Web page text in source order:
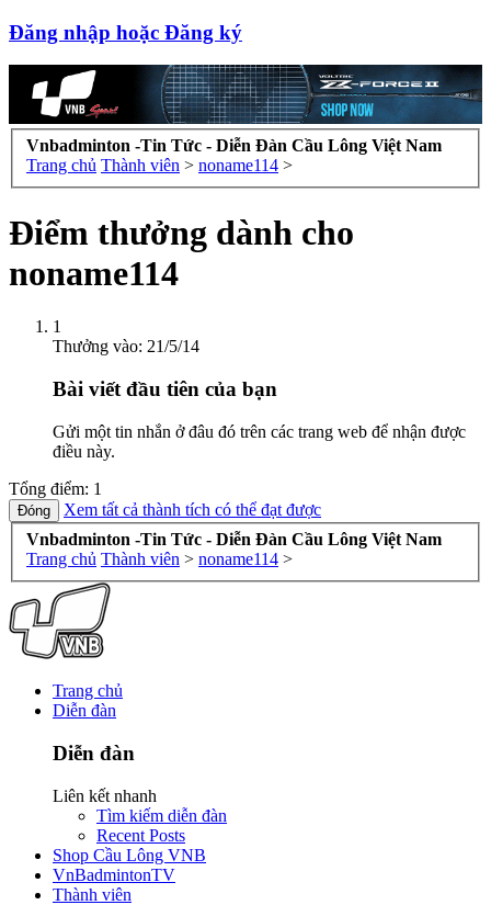
Đăng nhập hoặc Đăng ký
Vnbadminton -Tin Tức - Diễn Đàn Cầu Lông Việt Nam
Trang chủ Thành viên > noname114 >
Điểm thưởng dành cho
noname114
1
Thưởng vào: 21/5/14
Bài viết đầu tiên của bạn
Gửi một tin nhắn ở đâu đó trên các trang web để nhận được
điều này.
Tổng điểm: 1
Xem tất cả thành tích có thể đạt được
Vnbadminton -Tin Tức - Diễn Đàn Cầu Lông Việt Nam
Trang chủ Thành viên > noname114 >
Trang chủ
Diễn đàn
Diễn đàn
Liên kết nhanh
Tìm kiếm diễn đàn
Recent Posts
Shop Cầu Lông VNB
VnBadmintonTV
Thành viên